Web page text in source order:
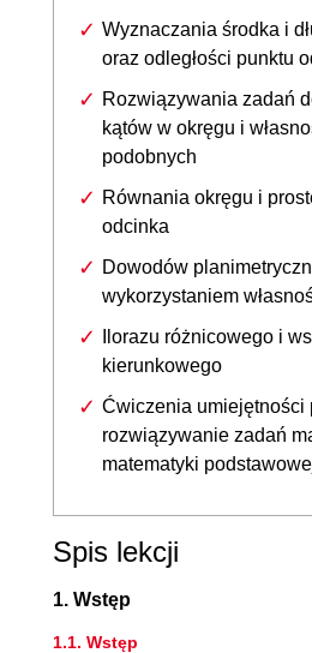
Wyznaczania środka i
oraz odległości punktu
Rozwiązywania zadań
kątów w okręgu i
podobnych
Równania okręgu i
odcinka
Dowodów
wykorzystaniem
Ilorazu różnicowego i
kierunkowego
Ćwiczenia umiejętności
rozwiązywanie zadań
matematyki
Spis lekcji
1. Wstęp
1.1. Wstęp